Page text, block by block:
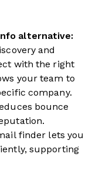
alternative:
and
with the right
your team to
company.
bounce
finder lets you
supporting